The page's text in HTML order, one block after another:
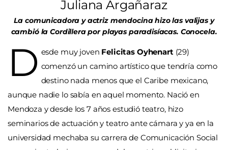
Juliana Argañaraz
La comunicadora y actriz mendocina hizo las valijas y
cambió la Cordillera por playas paradisíacas. Conocela.
D esde muy joven Felicitas Oyhenart(29)
comenzó un camino artístico que tendría como
destino nada menos que el Caribe mexicano,
aunque nadie lo sabía en aquel momento. Nació en
Mendoza y desde los 7 años estudió teatro, hizo
seminarios de actuación y teatro ante cámara y ya en la
universidad mechaba su carrera de Comunicación Social